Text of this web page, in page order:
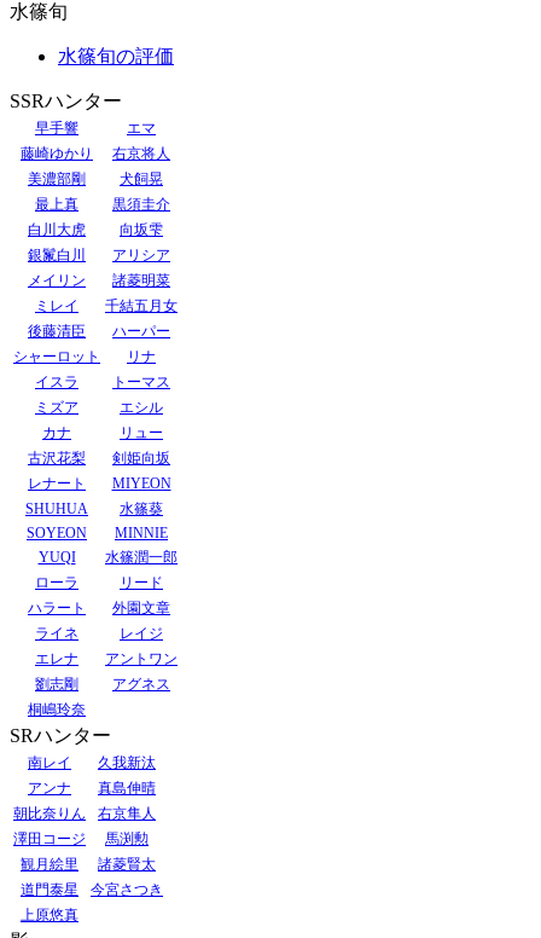
水篠旬
水篠旬の評価
SSRハンター
早手響
エマ
藤崎ゆかり
右京将人
美濃部剛
犬飼晃
最上真
黒須圭介
白川大虎
向坂雫
銀鬣白川
アリシア
メイリン
諸菱明菜
ミレイ
千結五月女
後藤清臣
ハーパー
シャーロット
リナ
イスラ
トーマス
ミズア
エシル
カナ
リュー
古沢花梨
剣姫向坂
レナート
MIYEON
SHUHUA
水篠葵
SOYEON
MINNIE
YUQI
水篠潤一郎
ローラ
リード
ハラート
外園文章
ライネ
レイジ
エレナ
アントワン
劉志剛
アグネス
桐嶋玲奈
SRハンター
南レイ
久我新汰
アンナ
真島伸晴
朝比奈りん
右京隼人
澤田コージ
馬渕勲
観月絵里
諸菱賢太
道門泰星
今宮さつき
上原悠真